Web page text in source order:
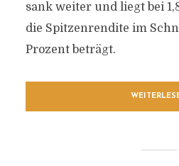
sank weiter und liegt bei
die Spitzenrendite im
Prozent beträgt.